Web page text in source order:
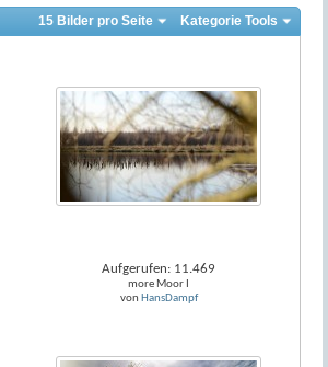
Kategorie Tools
15 Bilder pro Seite
Aufgerufen: 11.469
more Moor I
von HansDampf